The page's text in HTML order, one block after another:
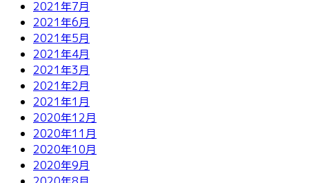
2021年7月
2021年6月
2021年5月
2021年4月
2021年3月
2021年2月
2021年1月
2020年12月
2020年11月
2020年10月
2020年9月